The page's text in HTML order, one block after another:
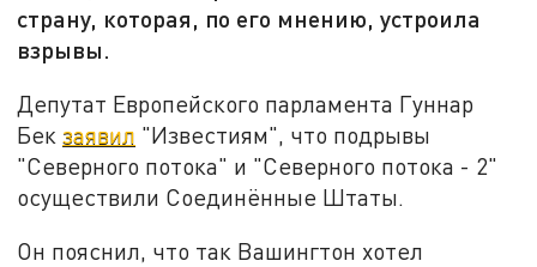
страну, которая, по его мнению, устроила
взрывы.
Депутат Европейского парламента Гуннар
Бекзаявил "Известиям", что подрывы
"Северного потока" и "Северного потока - 2"
осуществили Соединённые Штаты.
Он пояснил, что так Вашингтон хотел